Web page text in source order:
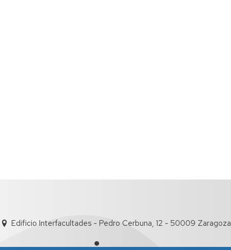
Edificio Interfacultades - Pedro Cerbuna, 12 - 50009 Zaragoza